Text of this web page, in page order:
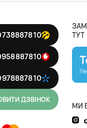
ТУТ
МИ
ДЗВІНОК